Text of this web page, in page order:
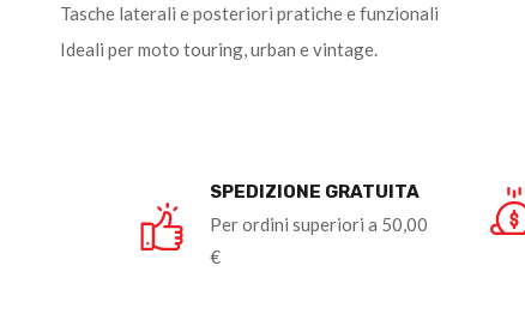
Tasche laterali e posteriori pratiche e funzionali
Ideali per moto touring, urban e vintage.
SPEDIZIONE GRATUITA
Per ordini superiori a 50,00
€